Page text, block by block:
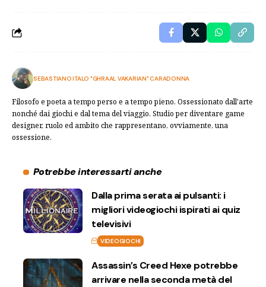
SEBASTIANO ITALO "GHRAAL VAKARIAN" CARADONNA
Filosofo e poeta a tempo perso e a tempo pieno. Ossessionato dall'arte
nonché dai giochi e dal tema del viaggio. Studio per diventare game
designer, ruolo ed ambito che rappresentano, ovviamente, una
ossessione.
Potrebbe interessarti anche
Dalla prima serata ai pulsanti: i
migliori videogiochi ispirati ai quiz
televisivi
VIDEOGIOCHI
Assassin’s Creed Hexe potrebbe
arrivare nella seconda metà del